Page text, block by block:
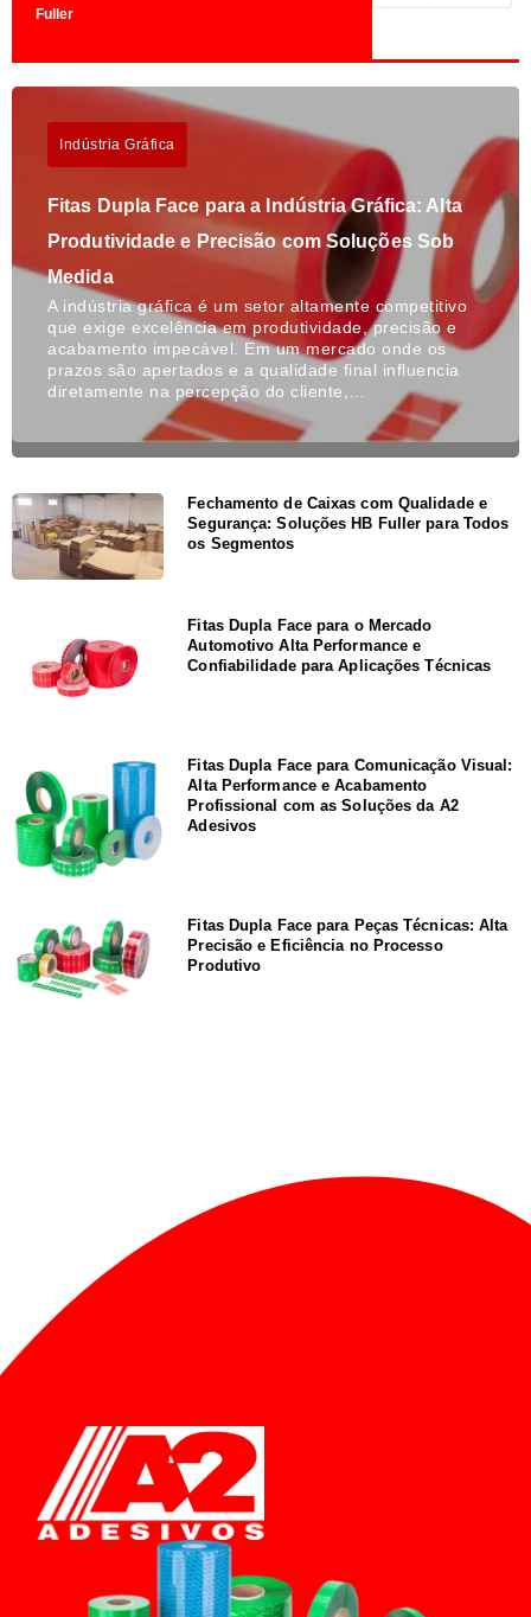
Fuller
Indústria Gráfica
Fitas Dupla Face para a Indústria Gráfica: Alta
Produtividade e Precisão com Soluções Sob
Medida
A indústria gráfica é um setor altamente competitivo
que exige excelência em produtividade, precisão e
acabamento impecável. Em um mercado onde os
prazos são apertados e a qualidade final influencia
diretamente na percepção do cliente,…
Fechamento de Caixas com Qualidade e
Segurança: Soluções HB Fuller para Todos
os Segmentos
Fitas Dupla Face para o Mercado
Automotivo Alta Performance e
Confiabilidade para Aplicações Técnicas
Fitas Dupla Face para Comunicação Visual:
Alta Performance e Acabamento
Profissional com as Soluções da A2
Adesivos
Fitas Dupla Face para Peças Técnicas: Alta
Precisão e Eficiência no Processo
Produtivo